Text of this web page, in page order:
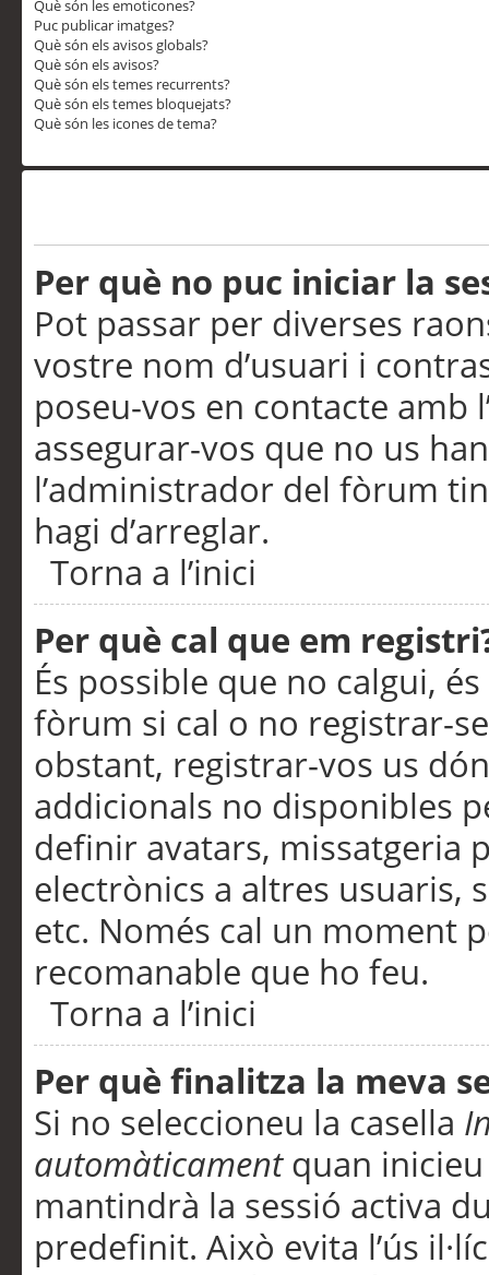
Què són les emoticones?
Puc publicar imatges?
Què són els avisos globals?
Què són els avisos?
Què són els temes recurrents?
Què són els temes bloquejats?
Què són les icones de tema?
Per què no puc iniciar la
Pot passar per diverses
vostre nom d’usuari i
poseu-vos en contacte
assegurar-vos que no us
l’administrador del fòrum
hagi d’arreglar.
Torna a l’inici
Per què cal que em
És possible que no calgui,
fòrum si cal o no registrar-
obstant, registrar-vos us
addicionals no disponibles
definir avatars, missatgeria
electrònics a altres usuaris,
etc. Només cal un moment
recomanable que ho feu.
Torna a l’inici
Per què finalitza la meva
Si no seleccioneu la casella
automàticamentquan inicieu
mantindrà la sessió activa
predefinit. Això evita l’ús